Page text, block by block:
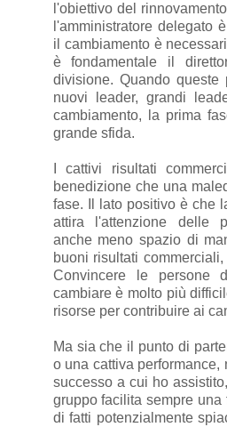
l'obiettivo del
l'amministratore delegato
il cambiamento è
è fondamentale il
divisione. Quando queste
nuovi leader, grandi
cambiamento, la prima
grande sfida.
I cattivi risultati
benedizione che una
fase. Il lato positivo è che
attira l'attenzione delle
anche meno spazio di
buoni risultati
Convincere le persone
cambiare è molto più
risorse per contribuire ai
Ma sia che il punto di
o una cattiva performance,
successo a cui ho
gruppo facilita sempre una
di fatti potenzialmente